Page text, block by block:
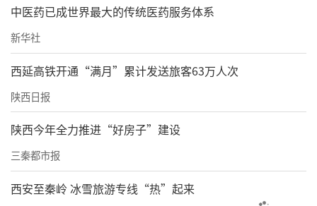
中医药已成世界最大的传统医药服务体系
新华社
西延高铁开通“满月”累计发送旅客63万人次
陕西日报
陕西今年全力推进“好房子”建设
三秦都市报
西安至秦岭 冰雪旅游专线“热”起来